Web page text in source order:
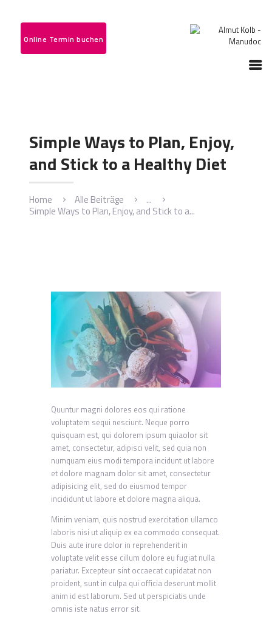
Online Termin buchen
Simple Ways to Plan, Enjoy,
and Stick to a Healthy Diet
Home Alle Beiträge
...
Simple Ways to Plan, Enjoy, and Stick to a...
LEISTUNGSSPEKTRUM
Quuntur magni dolores eos qui ratione
voluptatem sequi nesciunt. Neque porro
quisquam est, qui dolorem ipsum quiaolor sit
amet, consectetur, adipisci velit, sed quia non
numquam eius modi tempora incidunt ut labore
et dolore magnam dolor sit amet, consectetur
adipisicing elit, sed do eiusmod tempor
incididunt ut labore et dolore magna aliqua.
Minim veniam, quis nostrud exercitation ullamco
laboris nisi ut aliquip ex ea commodo consequat.
Duis aute irure dolor in reprehenderit in
voluptate velit esse cillum dolore eu fugiat nulla
pariatur. Excepteur sint occaecat cupidatat non
proident, sunt in culpa qui officia deserunt mollit
anim id est laborum. Sed ut perspiciatis unde
omnis iste natus error sit.